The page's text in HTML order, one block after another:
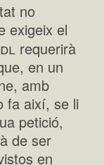
no
exigeix el
requerirà
en un
amb
fa així, se li
petició,
de ser
en